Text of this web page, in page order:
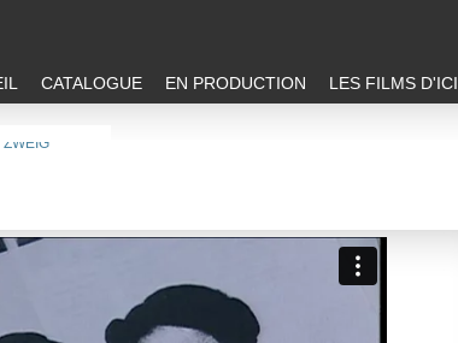
CATALOGUE EN PRODUCTION LES FILMS D'ICI
ZWEIG